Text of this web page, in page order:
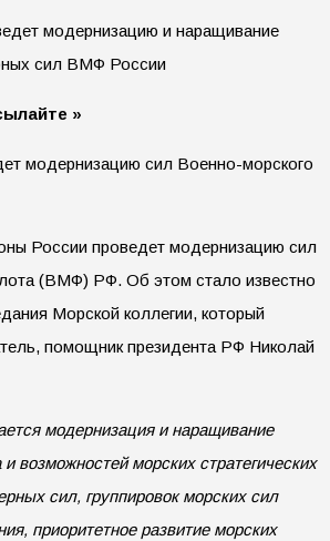
»
модернизацию сил Военно-морского
России проведет модернизацию сил
(ВМФ) РФ. Об этом стало известно
Морской коллегии, который
помощник президента РФ Николай
модернизация и наращивание
и возможностей морских стратегических
сил, группировок морских сил
приоритетное развитие морских